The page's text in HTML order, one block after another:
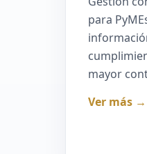
para
mayor
Ver más →